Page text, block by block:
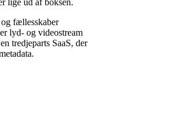
lige ud af boksen.
fællesskaber
lyd- og videostream
tredjeparts SaaS, der